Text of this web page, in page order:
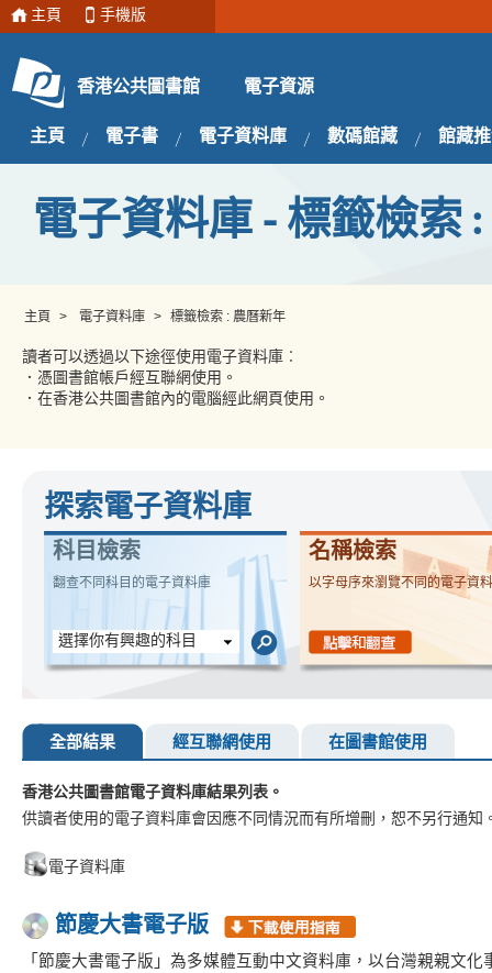
主頁 手機版
香港公共圖書館 電子資源
主頁 電子書 電子資料庫 數碼館藏 館藏
電子資料庫 - 標籤檢索
主頁 > 電子資料庫 > 標籤檢索 : 農曆新年
讀者可以透過以下途徑使用電子資料庫︰
．憑圖書館帳戶經互聯網使用。
．在香港公共圖書館內的電腦經此網頁使用。
探索電子資料庫
科目檢索
翻查不同科目的電子資料庫
選擇你有興趣的科目
名稱檢索
以字母序來瀏覽不同的電子資
全部結果 經互聯網使用 在圖書館使用
香港公共圖書館電子資料庫結果列表。
供讀者使用的電子資料庫會因應不同情況而有所增刪，恕不另行通知
電子資料庫
節慶大書電子版
「節慶大書電子版」為多媒體互動中文資料庫，以台灣親親文